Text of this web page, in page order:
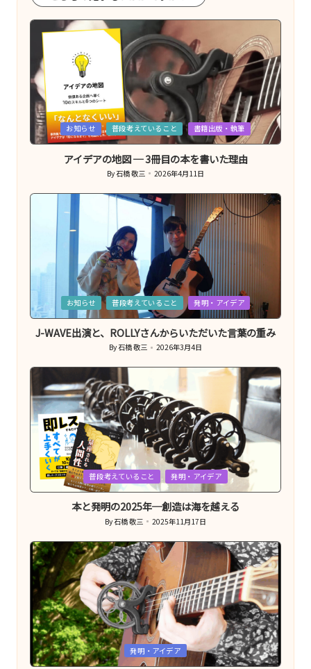
Posted
in
お知らせ 普段考えていること 書籍出版・執筆
アイデアの地図 ─ 3冊目の本を書いた理由
Posted
by
By石橋 敬三 2026年4月11日
Posted
in
お知らせ 普段考えていること 発明・アイデア
J-WAVE出演と、ROLLYさんからいただいた言葉の重み
Posted
by
By石橋 敬三 2026年3月4日
Posted
in
普段考えていること 発明・アイデア
本と発明の2025年─創造は海を越える
Posted
by
By石橋 敬三 2025年11月17日
Posted
発明・アイデア